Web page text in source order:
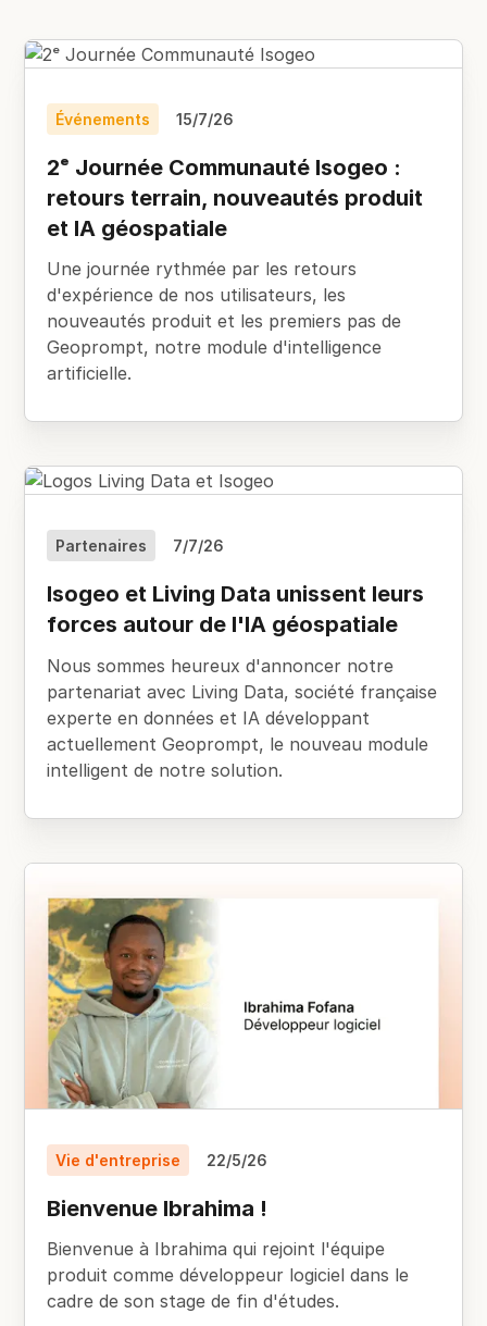
Événements 15/7/26
2ᵉ Journée Communauté Isogeo :
retours terrain, nouveautés produit
et IA géospatiale
Une journée rythmée par les retours
d'expérience de nos utilisateurs, les
nouveautés produit et les premiers pas de
Geoprompt, notre module d'intelligence
artificielle.
Partenaires 7/7/26
Isogeo et Living Data unissent leurs
forces autour de l'IA géospatiale
Nous sommes heureux d'annoncer notre
partenariat avec Living Data, société française
experte en données et IA développant
actuellement Geoprompt, le nouveau module
intelligent de notre solution.
Vie d'entreprise 22/5/26
Bienvenue Ibrahima !
Bienvenue à Ibrahima qui rejoint l'équipe
produit comme développeur logiciel dans le
cadre de son stage de fin d'études.